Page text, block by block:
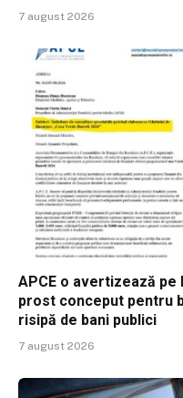
7 august 2026
APCE o avertizează pe
prost conceput pentru
risipă de bani publici
7 august 2026